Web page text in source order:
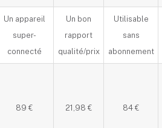
Un appareil
super-
connecté
Un bon
rapport
qualité/prix
Utilisable
sans
abonnement
89 € 21,98 € 84 €